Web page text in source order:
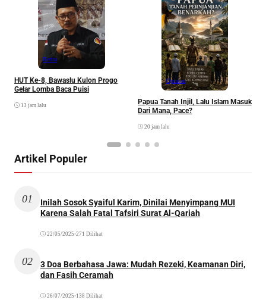
Berita
HUT Ke-8, Bawaslu Kulon Progo
Gelar Lomba Baca Puisi
13 jam lalu
Opinion
Papua Tanah Injil, Lalu Islam Masuk
Dari Mana, Pace?
20 jam lalu
Artikel Populer
01
Inilah Sosok Syaiful Karim, Dinilai Menyimpang MUI
Karena Salah Fatal Tafsiri Surat Al-Qariah
22/05/2025 •271 Dilihat
02
3 Doa Berbahasa Jawa: Mudah Rezeki, Keamanan Diri,
dan Fasih Ceramah
26/07/2025 •138 Dilihat